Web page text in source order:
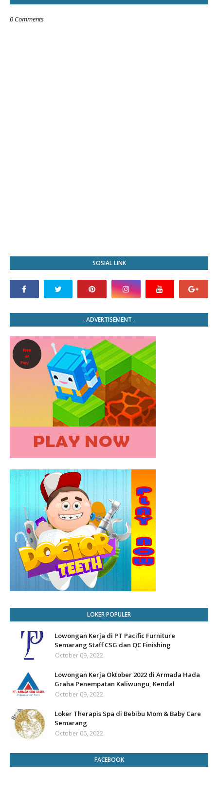
0 Comments
SOSIAL LINK
- ADVERTISEMENT -
LOKER POPULER
Lowongan Kerja di PT Pacific Furniture
Semarang Staff CSG dan QC Finishing
October 09, 2022
Lowongan Kerja Oktober 2022 di Armada Hada
Graha Penempatan Kaliwungu, Kendal
October 09, 2022
Loker Therapis Spa di Bebibu Mom & Baby Care
Semarang
October 06, 2022
FACEBOOK